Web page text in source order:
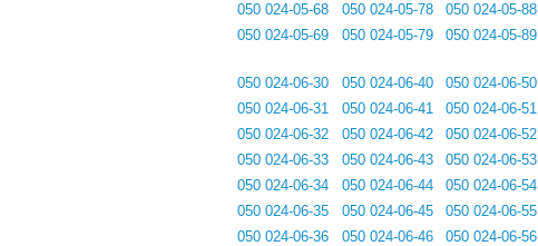
050 024-05-68
050 024-05-69
050 024-05-78
050 024-05-79
050 024-05-88
050 024-05-89
050 024-06-30
050 024-06-31
050 024-06-32
050 024-06-33
050 024-06-34
050 024-06-35
050 024-06-36
050 024-06-40
050 024-06-41
050 024-06-42
050 024-06-43
050 024-06-44
050 024-06-45
050 024-06-46
050 024-06-50
050 024-06-51
050 024-06-52
050 024-06-53
050 024-06-54
050 024-06-55
050 024-06-56